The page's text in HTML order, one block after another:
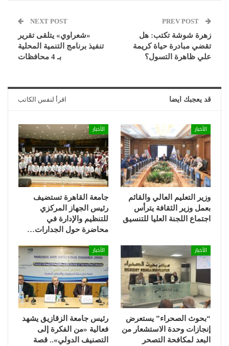
زهرة شوشة تكتب: هل
تقضي مبادرة حياة كريمة
علي ظاهرة التسول؟
NEXT POST
«شعراوي» يتلقى تقرير
تنفيذ برنامج التنمية المحلية
بـ 4 محافظات
قد يعجبك ايضا اقرأ لنفس الكاتب
الأخبار
وزير التعليم العالي والقائم
بعمل وزير الثقافة يترأس
اجتماع اللجنة العليا للتنسيق
الأخبار
جامعة القاهرة تستضيف
رئيس الجهاز المركزي
للتنظيم والإدارة في
محاضرة حول الجدارات…
الأخبار
“بحوث الصحراء” يستعرض
إنجازات وحدة الاستشعار من
البعد لمكافحة التصحر
الأخبار
رئيس جامعة الزقازيق يشهد
فعالية «من الفكرة إلى
التصنيف الدولي».. قصة